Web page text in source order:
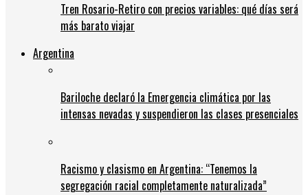
Tren Rosario-Retiro con precios variables: qué días será
más barato viajar
Argentina
Bariloche declaró la Emergencia climática por las
intensas nevadas y suspendieron las clases presenciales
Racismo y clasismo en Argentina: “Tenemos la
segregación racial completamente naturalizada”